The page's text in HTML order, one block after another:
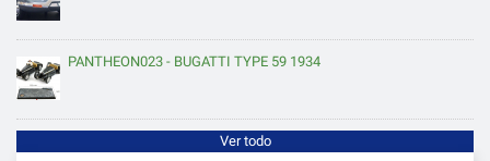
PANTHEON023 - BUGATTI TYPE 59 1934
Ver todo